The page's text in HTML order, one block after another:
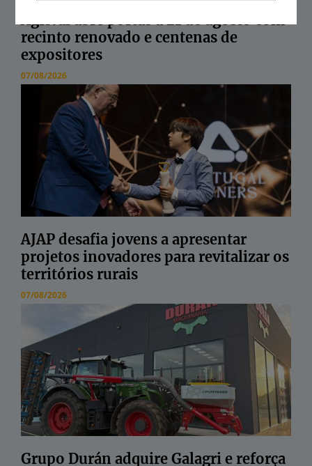
Agrival abre portas a 21 de agosto com
recinto renovado e centenas de
expositores
07/08/2026
AJAP desafia jovens a apresentar
projetos inovadores para revitalizar os
territórios rurais
07/08/2026
Grupo Durán adquire Galagri e reforça